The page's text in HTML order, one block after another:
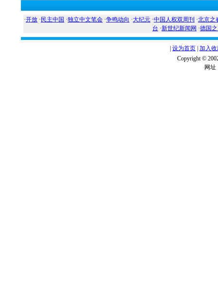
·开放 · 民主中国 ·独立中文笔会 ·争鸣动向 ·大纪元 ·中国人权双周刊 ·北京之
台 ·新世纪新闻网 ·德国
设为首页 加入
Copyright ©
网址